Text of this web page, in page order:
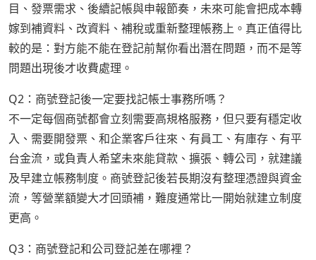
目、發票需求、後續記帳與申報節奏，未來可能會把成本轉
嫁到補資料、改資料、補稅或重新整理帳務上。真正值得比
較的是：對方能不能在登記前幫你看出潛在問題，而不是等
問題出現後才收費處理。
Q2：商號登記後一定要找記帳士事務所嗎？
不一定每個商號都會立刻需要高規格服務，但只要有穩定收
入、需要開發票、和企業客戶往來、有員工、有庫存、有平
台金流，或負責人希望未來能貸款、擴張、轉公司，就建議
及早建立帳務制度。商號登記後若長期沒有整理憑證與資金
流，等營業額變大才回頭補，難度通常比一開始就建立制度
更高。
Q3：商號登記和公司登記差在哪裡？